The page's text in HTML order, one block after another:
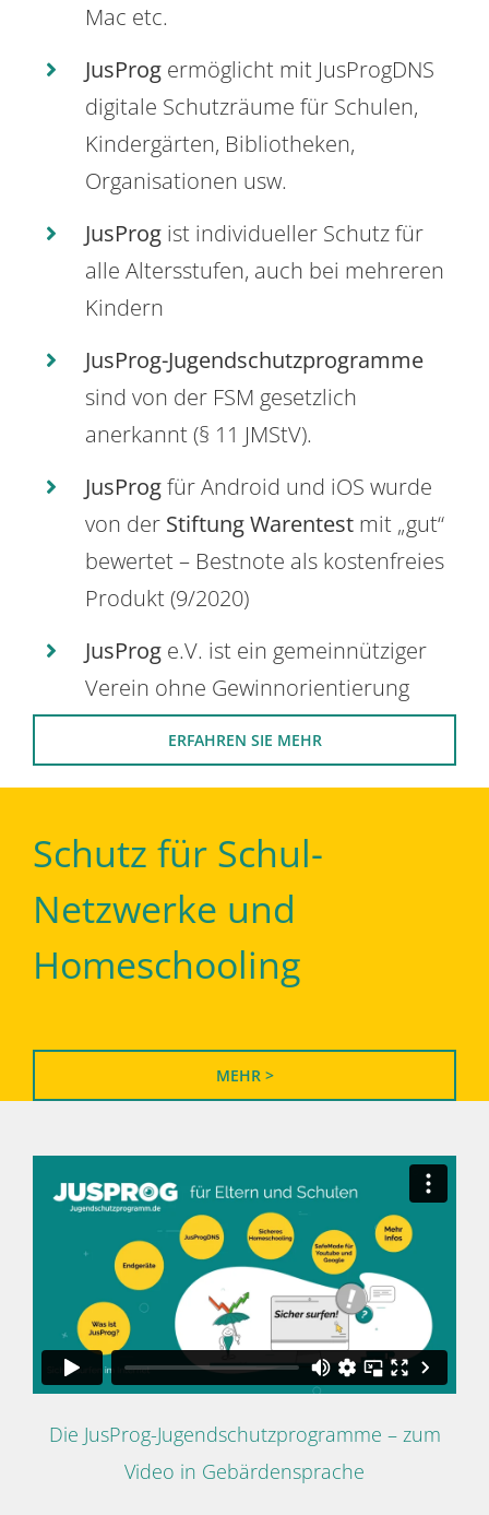
Mac etc.
JusProg ermöglicht mit JusProgDNS
digitale Schutzräume für Schulen,
Kindergärten, Bibliotheken,
Organisationen usw.
JusProg ist individueller Schutz für
alle Altersstufen, auch bei mehreren
Kindern
JusProg-Jugendschutzprogramme
sind von der FSM gesetzlich
anerkannt (§ 11 JMStV).
JusProgfür Android und iOS wurde
von der Stiftung Warentest mit „gut“
bewertet – Bestnote als kostenfreies
Produkt (9/2020)
JusProg e.V. ist ein gemeinnütziger
Verein ohne Gewinnorientierung
ERFAHREN SIE MEHR
Schutz für Schul-
Netzwerke und
Homeschooling
MEHR >
Die JusProg-Jugendschutzprogramme – zum
Video in Gebärdensprache